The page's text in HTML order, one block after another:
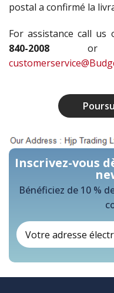
postal a confirmé la
For assistance call
840-2008 or
Inscrivez-vous
Bénéficiez de 10 %